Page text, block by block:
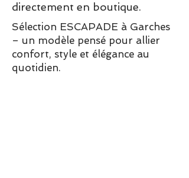
Prendre votre pointure
habituelle
directement en boutique.
Sélection ESCAPADE à Garches
– un modèle pensé pour allier
confort, style et élégance au
quotidien.